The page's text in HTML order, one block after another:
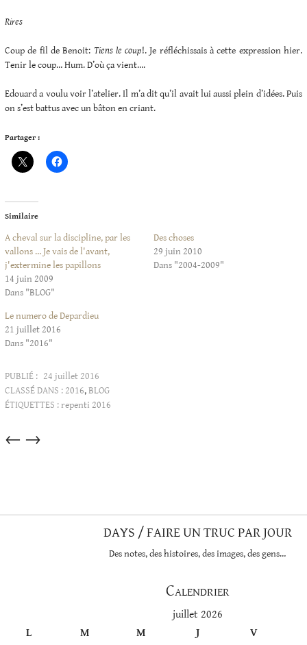
Rires
Coup de fil de Benoit: Tiens le coup!. Je réfléchissais à cette expression hier.
Tenir le coup… Hum. D’où ça vient….
Edouard a voulu voir l’atelier. Il m’a dit qu’il avait lui aussi plein d’idées. Puis
on s’est battus avec un bâton en criant.
Partager :
Similaire
A cheval sur la discipline, par les
vallons … Je vais de l'avant,
j'extermine les papillons
14 juin 2009
Dans "BLOG"
Des choses
29 juin 2010
Dans "2004-2009"
Le numero de Depardieu
21 juillet 2016
Dans "2016"
PUBLIÉ : 24 juillet 2016
CLASSÉ DANS : 2016,BLOG
ÉTIQUETTES :repenti 2016
Articles
→
←
DAYS / FAIRE UN TRUC PAR JOUR
Des notes, des histoires, des images, des gens…
Calendrier
juillet 2026
L
M M J V